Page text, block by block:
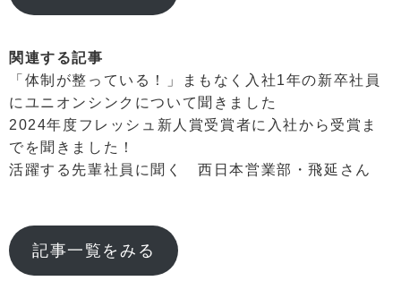
関連する記事
「体制が整っている！」まもなく入社1年の新卒社員
にユニオンシンクについて聞きました
2024年度フレッシュ新人賞受賞者に入社から受賞ま
でを聞きました！
活躍する先輩社員に聞く 西日本営業部・飛延さん
記事一覧をみる